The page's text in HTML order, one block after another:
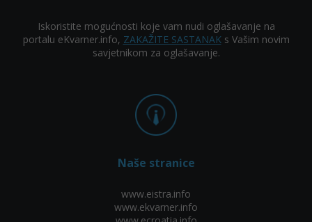
Iskoristite mogućnosti koje vam nudi oglašavanje na
portalu eKvarner.info, ZAKAŽITE SASTANAKs Vašim novim
savjetnikom za oglašavanje.
Naše stranice
www.eistra.info
www.ekvarner.info